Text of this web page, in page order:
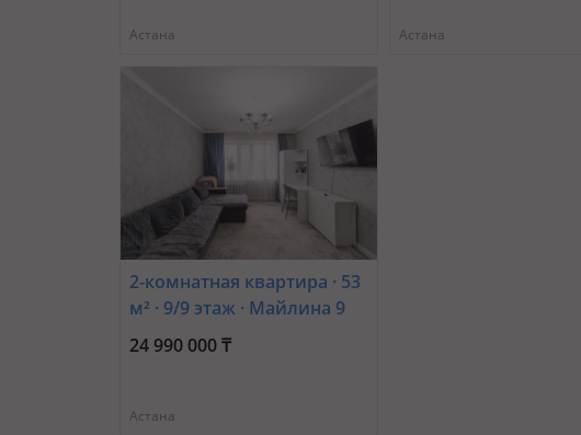
Астана Астана
2-комнатная квартира · 53
м² · 9/9 этаж · Майлина 9
24 990 000 ₸
Астана